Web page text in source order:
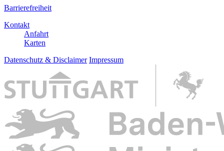
Barrierefreiheit
Kontakt
Anfahrt
Karten
Datenschutz & Disclaimer Impressum